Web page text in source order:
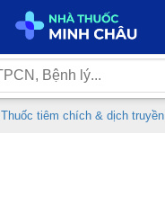
Thuốc tiêm chích & dịch truyền